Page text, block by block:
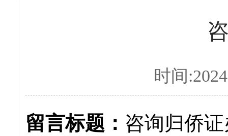
时间
留言标题： 咨询归侨